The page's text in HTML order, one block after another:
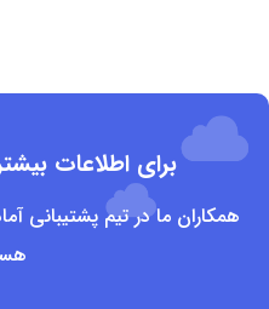
برای اطلاعات
همکاران ما در تیم پشتیبانی